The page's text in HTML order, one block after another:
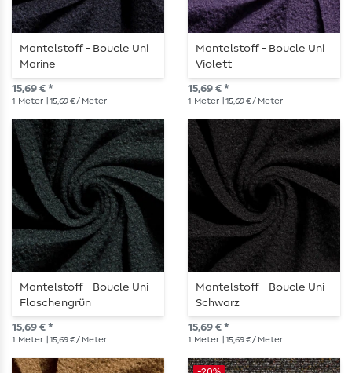
Mantelstoff - Boucle Uni
Marine
15,69 € *
1 Meter | 15,69 € / Meter
Mantelstoff - Boucle Uni
Violett
15,69 € *
1 Meter | 15,69 € / Meter
Mantelstoff - Boucle Uni
Flaschengrün
15,69 € *
1 Meter | 15,69 € / Meter
Mantelstoff - Boucle Uni
Schwarz
15,69 € *
1 Meter | 15,69 € / Meter